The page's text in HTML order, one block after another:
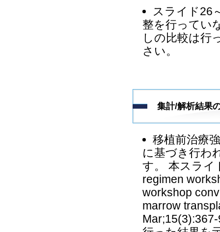
スライド26
整を行ってい
しの比較は行
さい。
集計/解析結果
移植前治療
に基づき行わ
す。 本スライ
regimen
workshop
marrow